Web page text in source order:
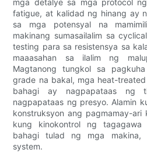
mga detalye sa mga protocol
fatigue, at kalidad ng hinang ay
sa mga potensyal na
makinang sumasailalim sa
testing para sa resistensya sa
maaasahan sa ilalim ng
Magtanong tungkol sa
grade na bakal, mga heat-
bahagi ay nagpapataas ng
nagpapataas ng presyo. Alamin
konstruksyon ang pagmamay-ari
kung kinokontrol ng tagagawa
bahagi tulad ng mga makina,
system.